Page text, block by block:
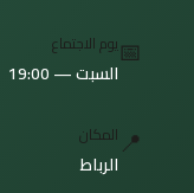
📅يوم الاجتماع
السبت — 19:00
📍 المكان
الرباط